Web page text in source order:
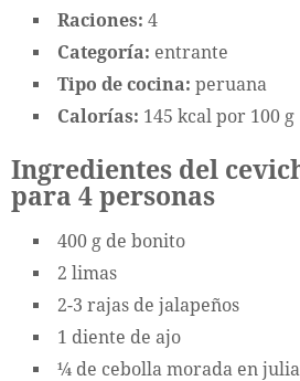
Raciones: 4
Categoría: entrante
Tipo de cocina: peruana
Calorías: 145 kcal por 100 g
Ingredientes del
para 4 personas
400 g de bonito
2 limas
2-3 rajas de jalapeños
1 diente de ajo
¼ de cebolla morada en